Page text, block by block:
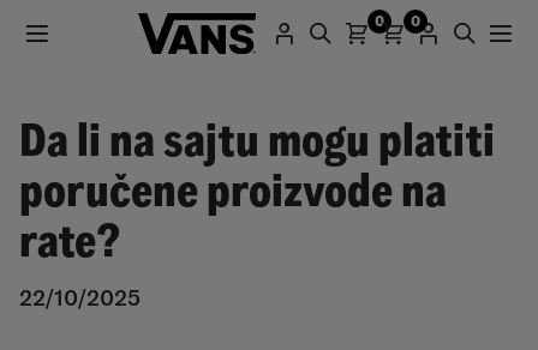
0 0
Da li na sajtu mogu platiti
poručene proizvode na
rate?
22/10/2025